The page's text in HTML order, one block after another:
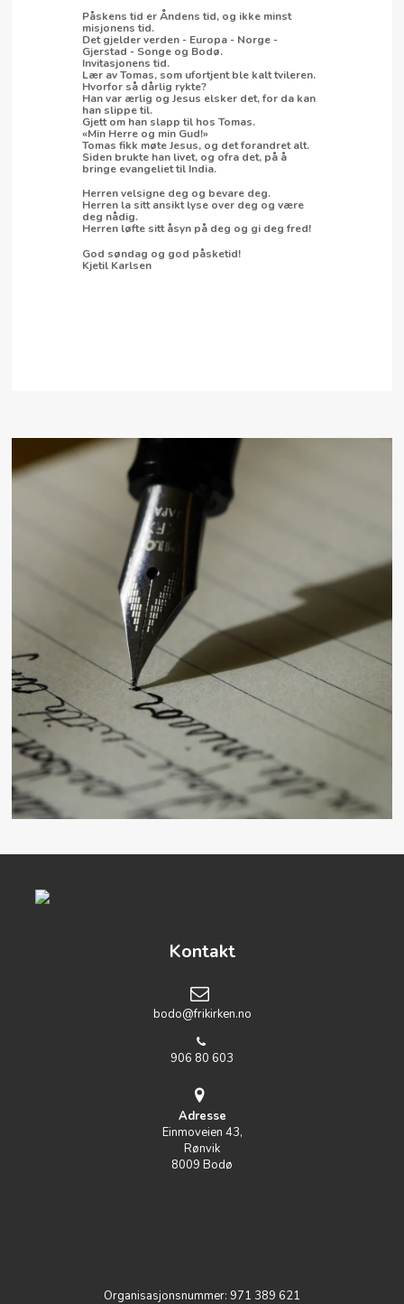
Påskens tid er Åndens tid, og ikke minst
misjonens tid.
Det gjelder verden - Europa - Norge -
Gjerstad - Songe og Bodø.
Invitasjonens tid.
Lær av Tomas, som ufortjent ble kalt tvileren.
Hvorfor så dårlig rykte?
Han var ærlig og Jesus elsker det, for da kan
han slippe til.
Gjett om han slapp til hos Tomas.
«Min Herre og min Gud!»
Tomas fikk møte Jesus, og det forandret alt.
Siden brukte han livet, og ofra det, på å
bringe evangeliet til India.
Herren velsigne deg og bevare deg.
Herren la sitt ansikt lyse over deg og være
deg nådig.
Herren løfte sitt åsyn på deg og gi deg fred!
God søndag og god påsketid!
Kjetil Karlsen
Kontakt
bodo@frikirken.no
906 80 603
Adresse
Einmoveien 43,
Rønvik
8009 Bodø
Organisasjonsnummer: 971 389 621